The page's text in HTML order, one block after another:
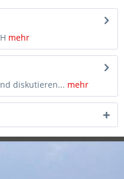
mehr
diskutieren... mehr